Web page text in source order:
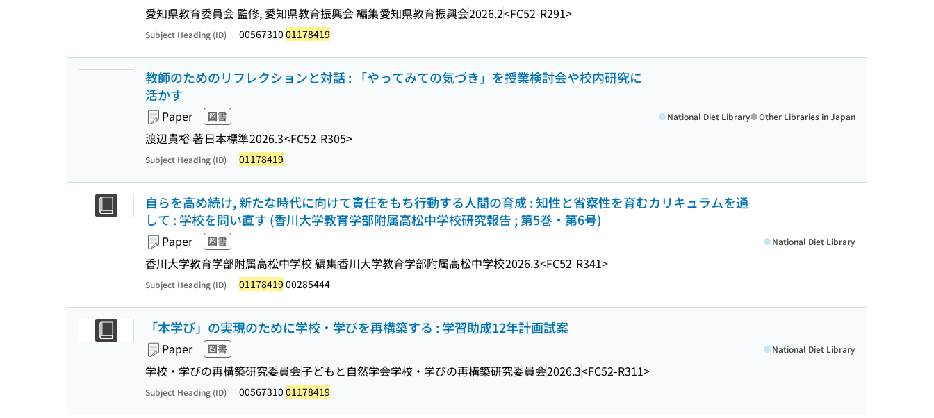
愛知県教育委員会 監修, 愛知県教育振興会 編集愛知県教育振興会2026.2<FC52-R291>
Subject Heading (ID) 00567310 01178419
教師のためのリフレクションと対話 : 「やってみての気づき」を授業検討会や校内研究に
活かす
Paper 図書
渡辺貴裕 著日本標準2026.3<FC52-R305>
National Diet Library Other Libraries in Japan
Subject Heading (ID) 01178419
自らを高め続け, 新たな時代に向けて責任をもち行動する人間の育成 : 知性と省察性を育むカリキュラムを通
して : 学校を問い直す (香川大学教育学部附属高松中学校研究報告 ; 第5巻・第6号)
Paper 図書
香川大学教育学部附属高松中学校 編集香川大学教育学部附属高松中学校2026.3<FC52-R341>
National Diet Library
Subject Heading (ID) 01178419 00285444
「本学び」の実現のために学校・学びを再構築する : 学習助成12年計画試案
Paper 図書
学校・学びの再構築研究委員会子どもと自然学会学校・学びの再構築研究委員会2026.3<FC52-R311>
National Diet Library
Subject Heading (ID) 00567310 01178419